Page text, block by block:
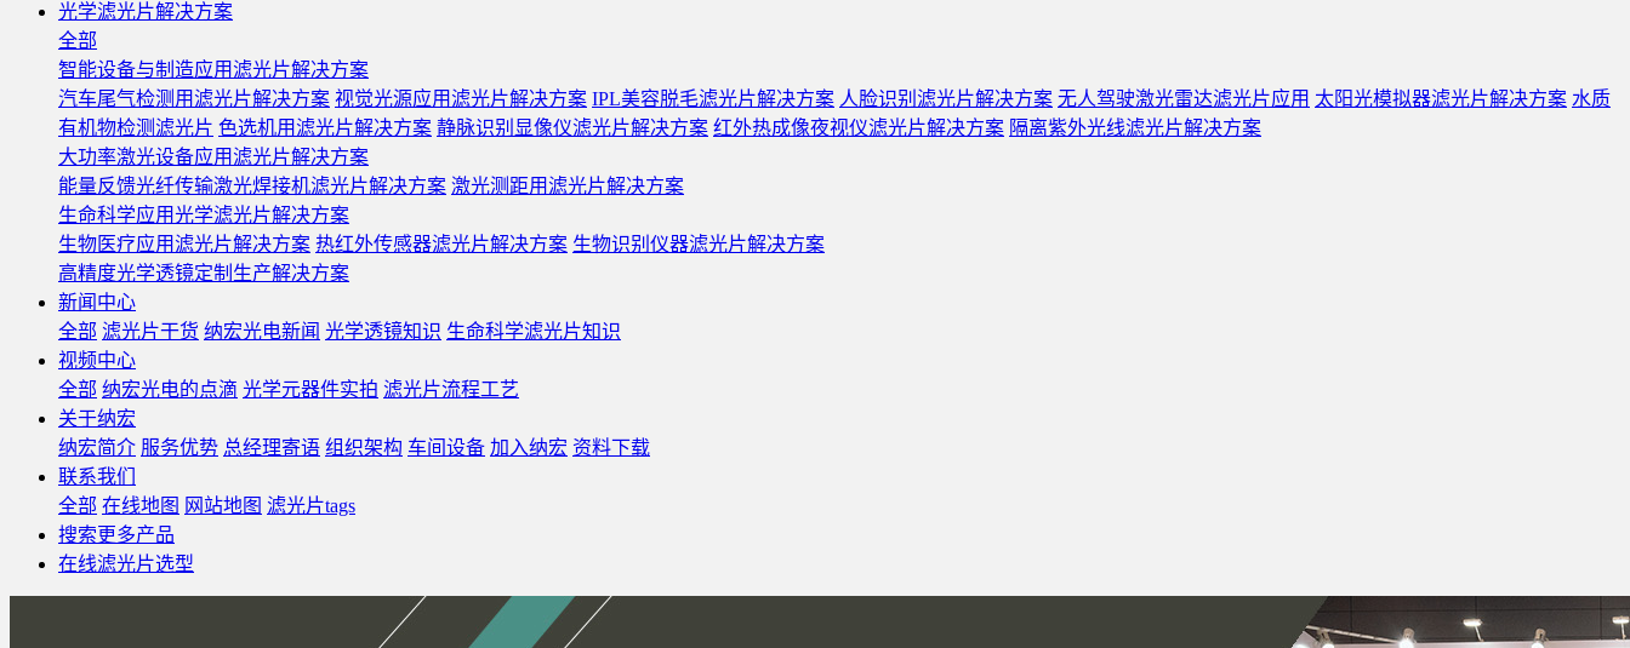
光学滤光片解决方案
全部
智能设备与制造应用滤光片解决方案
汽车尾气检测用滤光片解决方案 视觉光源应用滤光片解决方案 IPL美容脱毛滤光片解决方案 人脸识别滤光片解决方案 无人驾驶激光雷达滤光片应用 太阳光模拟器滤光片解决方案 水质
有机物检测滤光片 色选机用滤光片解决方案 静脉识别显像仪滤光片解决方案 红外热成像夜视仪滤光片解决方案 隔离紫外光线滤光片解决方案
大功率激光设备应用滤光片解决方案
能量反馈光纤传输激光焊接机滤光片解决方案 激光测距用滤光片解决方案
生命科学应用光学滤光片解决方案
生物医疗应用滤光片解决方案 热红外传感器滤光片解决方案 生物识别仪器滤光片解决方案
高精度光学透镜定制生产解决方案
新闻中心
全部 滤光片干货 纳宏光电新闻 光学透镜知识 生命科学滤光片知识
视频中心
全部 纳宏光电的点滴 光学元器件实拍 滤光片流程工艺
关于纳宏
纳宏简介 服务优势 总经理寄语 组织架构 车间设备 加入纳宏 资料下载
联系我们
全部 在线地图 网站地图 滤光片tags
搜索更多产品
在线滤光片选型